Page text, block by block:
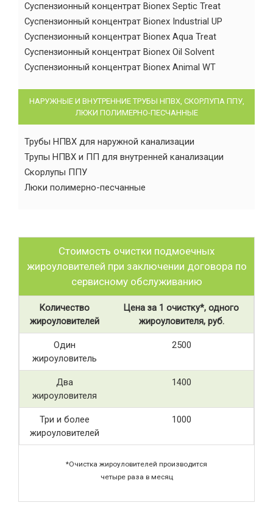
Суспензионный концентрат Bionex Septic Treat
Суспензионный концентрат Bionex Industrial UP
Суспензионный концентрат Bionex Aqua Treat
Суспензионный концентрат Bionex Oil Solvent
Суспензионный концентрат Bionex Animal WT
НАРУЖНЫЕ И ВНУТРЕННИЕ ТРУБЫ НПВХ, СКОРЛУПА ППУ,
ЛЮКИ ПОЛИМЕРНО-ПЕСЧАННЫЕ
Трубы НПВХ для наружной канализации
Трупы НПВХ и ПП для внутренней канализации
Скорлупы ППУ
Люки полимерно-песчанные
Стоимость очистки подмоечных
жироуловителей при заключении договора по
сервисному обслуживанию
Количество
жироуловителей
Цена за 1 очистку*, одного
жироуловителя, руб.
Один
жироуловитель
2500
Два
жироуловителя
1400
Три и более
жироуловителей
1000
*Очистка жироуловителей производится
четыре раза в месяц